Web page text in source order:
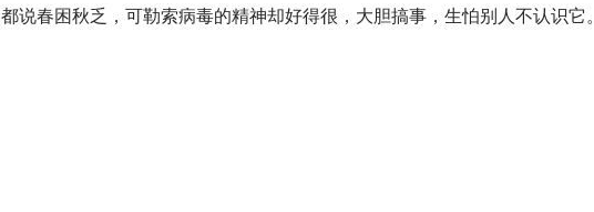
都说春困秋乏，可勒索病毒的精神却好得很，大胆搞事，生怕别人不认识它。